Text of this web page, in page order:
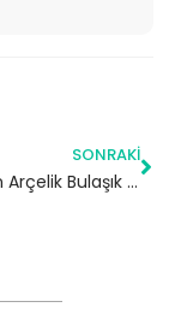
SONRAKI
Eyüpsultan Arçelik Bulaşık Makinesi Servisi